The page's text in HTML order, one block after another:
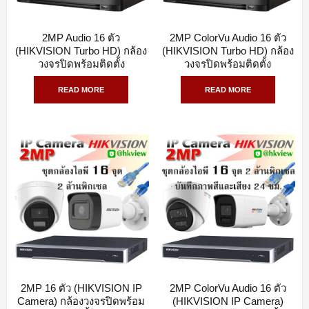
QUICK VIEW
2MP Audio 16 ตัว
(HIKVISION Turbo HD) กล้อง
วงจรปิดพร้อมติดตั้ง
READ MORE
QUICK VIEW
2MP ColorVu Audio 16 ตัว
(HIKVISION Turbo HD) กล้อง
วงจรปิดพร้อมติดตั้ง
READ MORE
QUICK VIEW
2MP 16 ตัว (HIKVISION IP
Camera) กล้องวงจรปิดพร้อม
QUICK VIEW
2MP ColorVu Audio 16 ตัว
(HIKVISION IP Camera)